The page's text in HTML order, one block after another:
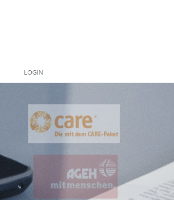
LOGIN